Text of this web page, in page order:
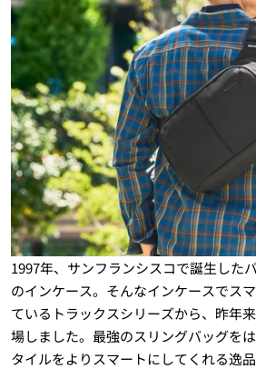
1997年、サンフランシスコで誕生した
のインケース。そんなインケースでス
ているトラックスシリーズから、昨年
場しました。最強のスリングバッグを
タイルをよりスマートにしてくれる逸